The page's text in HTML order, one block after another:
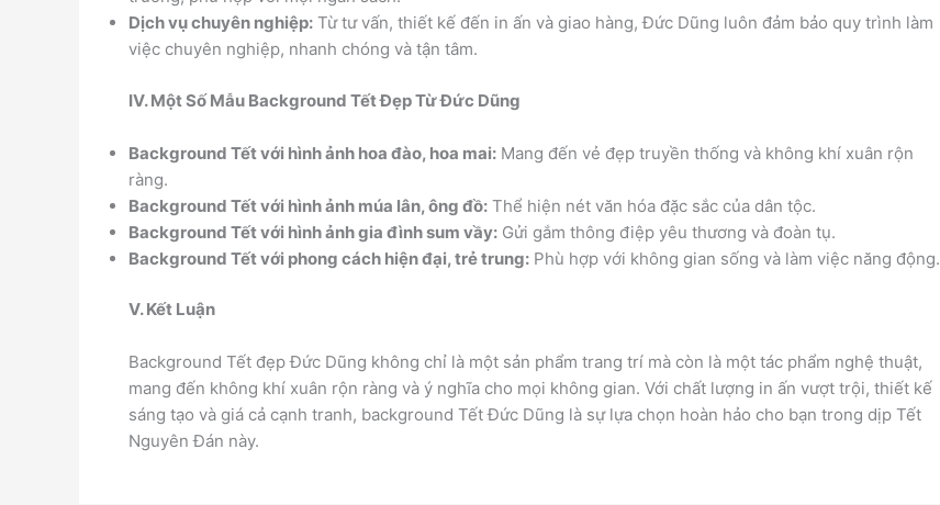
Dịch vụ chuyên nghiệp: Từ tư vấn, thiết kế đến in ấn và giao hàng, Đức Dũng luôn đảm bảo quy trình làm
việc chuyên nghiệp, nhanh chóng và tận tâm.
IV. Một Số Mẫu Background Tết Đẹp Từ Đức Dũng
Background Tết với hình ảnh hoa đào, hoa mai: Mang đến vẻ đẹp truyền thống và không khí xuân rộn
ràng.
Background Tết với hình ảnh múa lân, ông đồ: Thể hiện nét văn hóa đặc sắc của dân tộc.
Background Tết với hình ảnh gia đình sum vầy: Gửi gắm thông điệp yêu thương và đoàn tụ.
Background Tết với phong cách hiện đại, trẻ trung: Phù hợp với không gian sống và làm việc năng động.
V. Kết Luận
Background Tết đẹp Đức Dũng không chỉ là một sản phẩm trang trí mà còn là một tác phẩm nghệ thuật,
mang đến không khí xuân rộn ràng và ý nghĩa cho mọi không gian. Với chất lượng in ấn vượt trội, thiết kế
sáng tạo và giá cả cạnh tranh, background Tết Đức Dũng là sự lựa chọn hoàn hảo cho bạn trong dịp Tết
Nguyên Đán này.